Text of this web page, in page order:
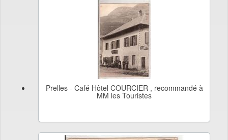
Prelles - Café Hôtel COURCIER , recommandé à
MM les Touristes